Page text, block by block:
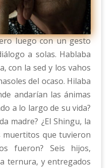
luego con un gesto
a solas. Hablaba
con la sed y los vahos
del ocaso. Hilaba
andarían las ánimas
a lo largo de su vida?
madre? ¿El Shingu, la
muertitos que tuvieron
fueron? Seis hijos,
ternura, y entregados